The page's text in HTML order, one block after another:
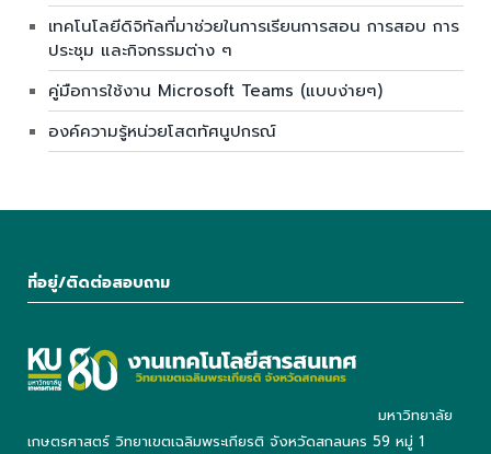
เทคโนโลยีดิจิทัลที่มาช่วยในการเรียนการสอน การสอบ การ
ประชุม และกิจกรรมต่าง ๆ
คู่มือการใช้งาน Microsoft Teams (แบบง่ายๆ)
องค์ความรู้หน่วยโสตทัศนูปกรณ์
ที่อยู่/ติดต่อสอบถาม
มหาวิทยาลัย
เกษตรศาสตร์ วิทยาเขตเฉลิมพระเกียรติ จังหวัดสกลนคร 59 หมู่ 1